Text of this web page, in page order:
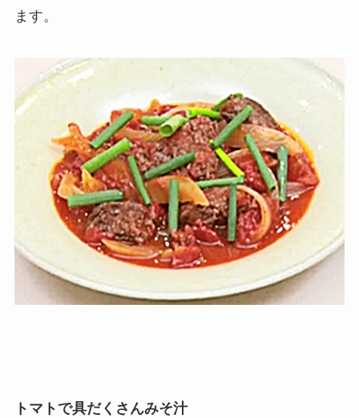
ます。
トマトで具だくさんみそ汁